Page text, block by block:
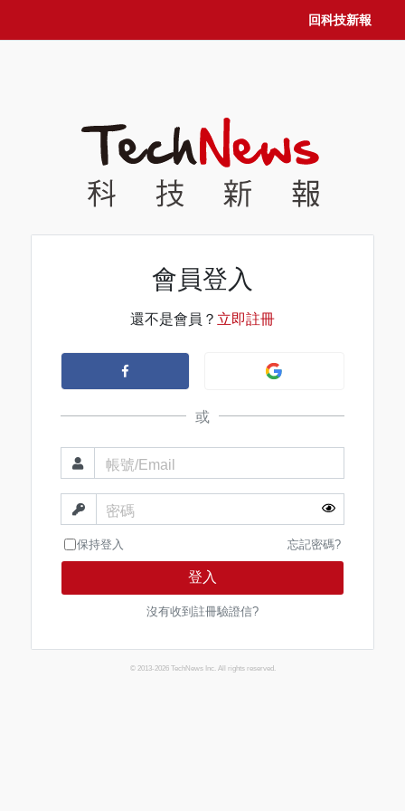
回科技新報
會員登入
還不是會員？ 立即註冊
或
帳號/Email
密碼
保持登入 忘記密碼?
登入
沒有收到註冊驗證信?
© 2013-2026 TechNews Inc. All rights reserved.